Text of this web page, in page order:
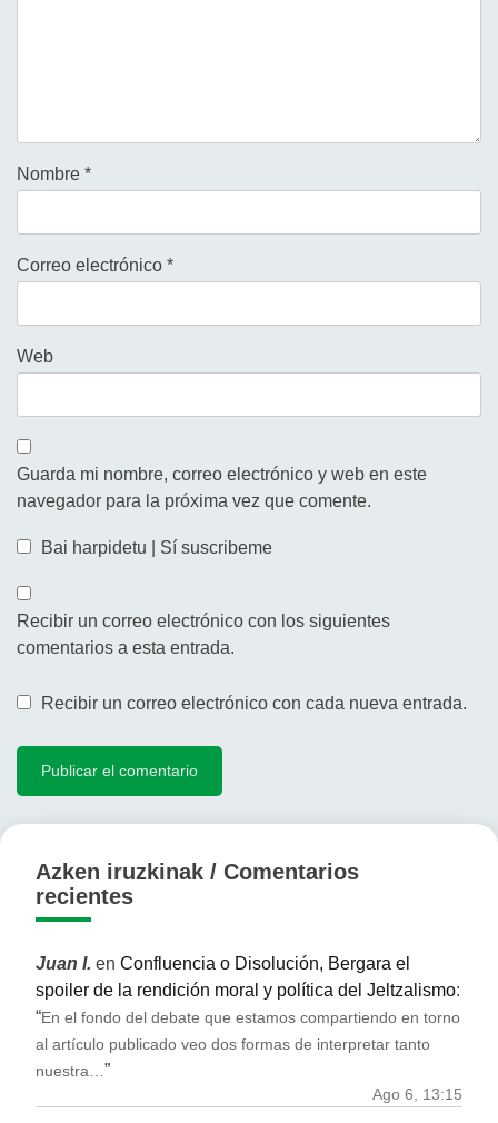
Nombre *
Correo electrónico *
Web
Guarda mi nombre, correo electrónico y web en este
navegador para la próxima vez que comente.
Bai harpidetu | Sí suscribeme
Recibir un correo electrónico con los siguientes
comentarios a esta entrada.
Recibir un correo electrónico con cada nueva entrada.
Azken iruzkinak / Comentarios
recientes
Juan I. en Confluencia o Disolución, Bergara el
spoiler de la rendición moral y política del Jeltzalismo:
“En el fondo del debate que estamos compartiendo en torno
al artículo publicado veo dos formas de interpretar tanto
nuestra…”
Ago 6, 13:15